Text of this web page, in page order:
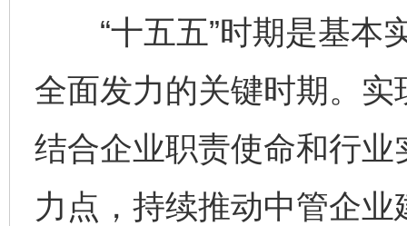
“十五五”时期是基本
全面发力的关键时期。实
结合企业职责使命和行
力点，持续推动中管企